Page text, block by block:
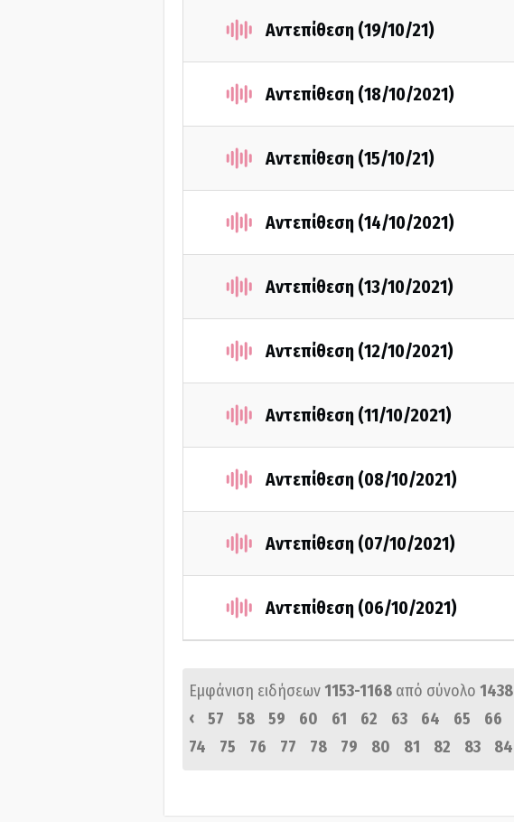
Αντεπίθεση (19/10/21)
Αντεπίθεση (18/10/2021)
Αντεπίθεση (15/10/21)
Αντεπίθεση (14/10/2021)
Αντεπίθεση (13/10/2021)
Αντεπίθεση (12/10/2021)
Αντεπίθεση (11/10/2021)
Αντεπίθεση (08/10/2021)
Αντεπίθεση (07/10/2021)
Αντεπίθεση (06/10/2021)
Εμφάνιση ειδήσεων1153-1168 από σύνολο 1438
‹
57 58 59 60 61 62 63 64 65 66
74
75 76 77 78 79 80 81 82 83 84